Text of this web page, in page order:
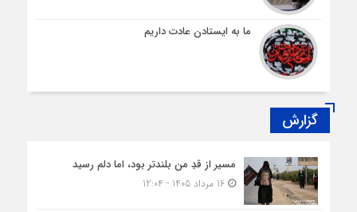
ما به ایستادن عادت داریم
گزارش
مسیر از قدِ من بلندتر بود، اما دلم رسید
16 مرداد 1405 - 12:04